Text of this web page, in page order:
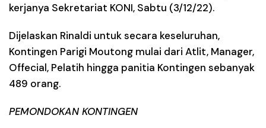
kerjanya Sekretariat KONI, Sabtu (3/12/22).
Dijelaskan Rinaldi untuk secara keseluruhan,
Kontingen Parigi Moutong mulai dari Atlit, Manager,
Offecial, Pelatih hingga panitia Kontingen sebanyak
489 orang.
PEMONDOKAN KONTINGEN